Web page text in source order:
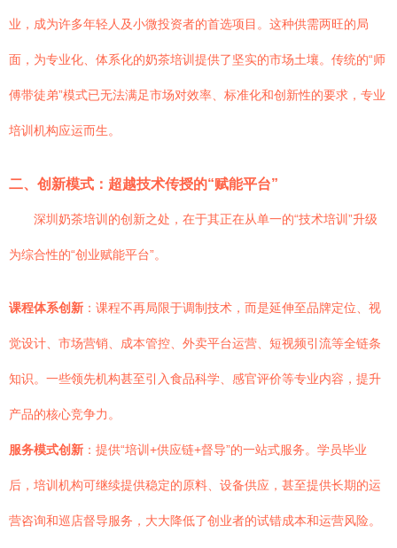
业，成为许多年轻人及小微投资者的首选项目。这种供需两旺的局
面，为专业化、体系化的奶茶培训提供了坚实的市场土壤。传统的“师
傅带徒弟”模式已无法满足市场对效率、标准化和创新性的要求，专业
培训机构应运而生。
二、创新模式：超越技术传授的“赋能平台”
深圳奶茶培训的创新之处，在于其正在从单一的“技术培训”升级
为综合性的“创业赋能平台”。
课程体系创新 ：课程不再局限于调制技术，而是延伸至品牌定位、视
觉设计、市场营销、成本管控、外卖平台运营、短视频引流等全链条
知识。一些领先机构甚至引入食品科学、感官评价等专业内容，提升
产品的核心竞争力。
服务模式创新 ：提供“培训+供应链+督导”的一站式服务。学员毕业
后，培训机构可继续提供稳定的原料、设备供应，甚至提供长期的运
营咨询和巡店督导服务，大大降低了创业者的试错成本和运营风险。